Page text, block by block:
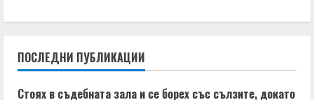
u
ПОСЛЕДНИ ПУБЛИКАЦИИ
Стоях в съдебната зала и се борех със сълзите, докато